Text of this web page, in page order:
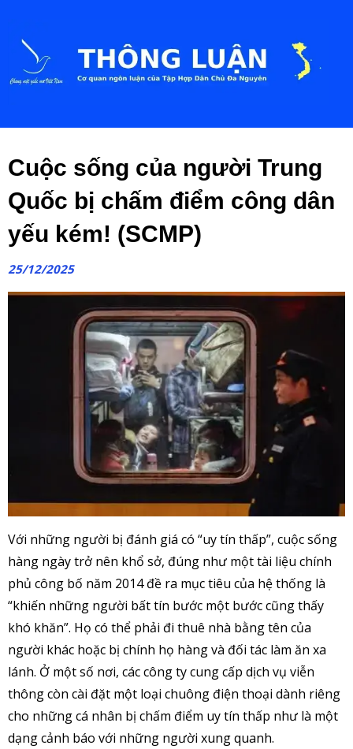
Cuộc sống của người Trung
Quốc bị chấm điểm công dân
yếu kém! (SCMP)
25/12/2025
Với những người bị đánh giá có “uy tín thấp”, cuộc sống
hàng ngày trở nên khổ sở, đúng như một tài liệu chính
phủ công bố năm 2014 đề ra mục tiêu của hệ thống là
“khiến những người bất tín bước một bước cũng thấy
khó khăn”. Họ có thể phải đi thuê nhà bằng tên của
người khác hoặc bị chính họ hàng và đối tác làm ăn xa
lánh. Ở một số nơi, các công ty cung cấp dịch vụ viễn
thông còn cài đặt một loại chuông điện thoại dành riêng
cho những cá nhân bị chấm điểm uy tín thấp như là một
dạng cảnh báo với những người xung quanh.